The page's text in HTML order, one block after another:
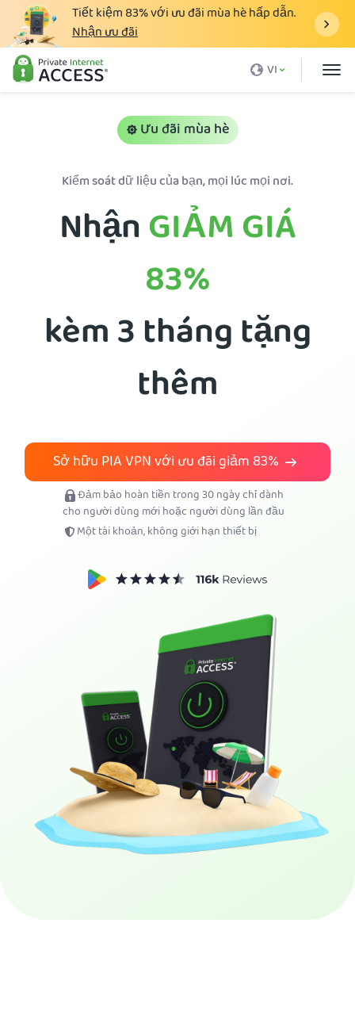
Tiết kiệm83%với ưu đãi mùa hè hấp dẫn.
Nhận ưu đãi
VI
VPN là gì
Máy Chủ VPN
Đăng nhập
Tải PIA VPN
Ưu đãi mùa hè
Kiểm soát dữ liệu của bạn, mọi lúc mọi nơi.
NhậnGIẢM GIÁ
83%
kèm 3 tháng tặng
thêm
Sở hữu PIA VPN với ưu đãi giảm83%
Đảm bảo hoàn tiền trong 30 ngày chỉ dành
cho người dùng mới hoặc người dùng lần đầu
Một tài khoản, không giới hạn thiết bị